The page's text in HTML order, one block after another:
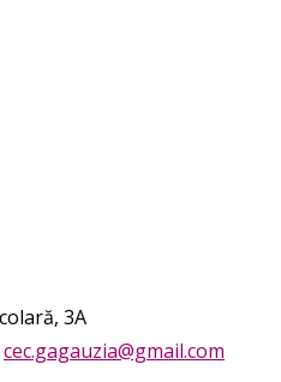
3A
cec.gagauzia@gmail.com